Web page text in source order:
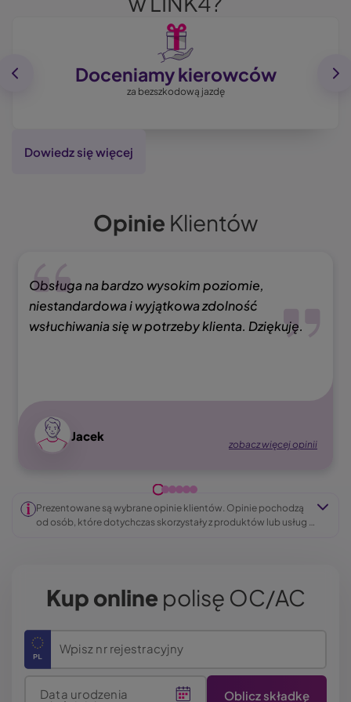
Image
Doceniamy kierowców
za bezszkodową jazdę
Dowiedz się więcej
Opinie Klientów
Obsługa na bardzo wysokim poziomie,
niestandardowa i wyjątkowa zdolność
wsłuchiwania się w potrzeby klienta. Dziękuję.
Image
Jacek
zobacz więcej opinii
Prezentowane są wybrane opinie klientów. Opinie pochodzą
od osób, które dotychczas skorzystały z produktów lub usług
osoby.
Kup online polisę OC/AC
Wpisz nr rejestracyjny
Data urodzenia